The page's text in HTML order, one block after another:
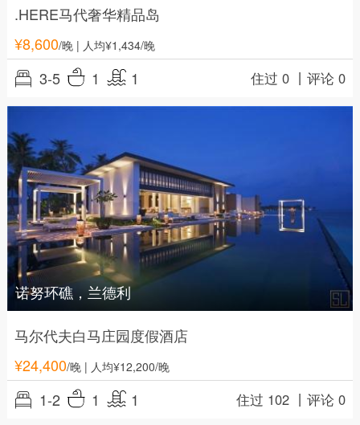
.HERE马代奢华精品岛
¥8,600/晚| 人均¥1,434/晚
3-5 1 1 住过 0 丨评论 0
诺努环礁，兰德利
马尔代夫白马庄园度假酒店
¥24,400/晚| 人均¥12,200/晚
1-2 1 1 住过 102 丨评论 0